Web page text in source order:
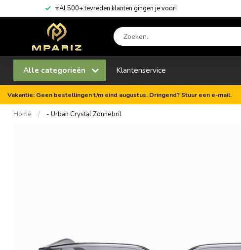
⭐Al 500+ tevreden klanten gingen je voor!
Alle categorieën Klantenservice
Vakantie: Geen bestellingen t/m eind augustus. Dringend? Stuur een e-mail.
Home / - Urban Crystal Zonnebril